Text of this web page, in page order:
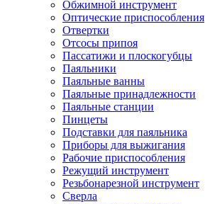
Обжимной инструмент
Оптические приспособления
Отвертки
Отсосы припоя
Пассатижи и плоскогубцы
Паяльники
Паяльные ванны
Паяльные принадлежности
Паяльные станции
Пинцеты
Подставки для паяльника
Приборы для выжигания
Рабочие приспособления
Режущий инструмент
Резьбонарезной инструмент
Сверла